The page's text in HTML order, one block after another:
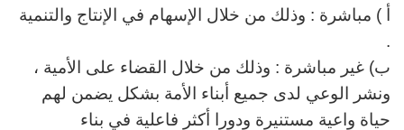
أ ) مباشرة : وذلك من خلال الإسهام في الإنتاج والتنمية
.
ب) غير مباشرة : وذلك من خلال القضاء على الأمية ،
ونشر الوعي لدى جميع أبناء الأمة بشكل يضمن لهم
حياة واعية مستنيرة ودورا أكثر فاعلية في بناء